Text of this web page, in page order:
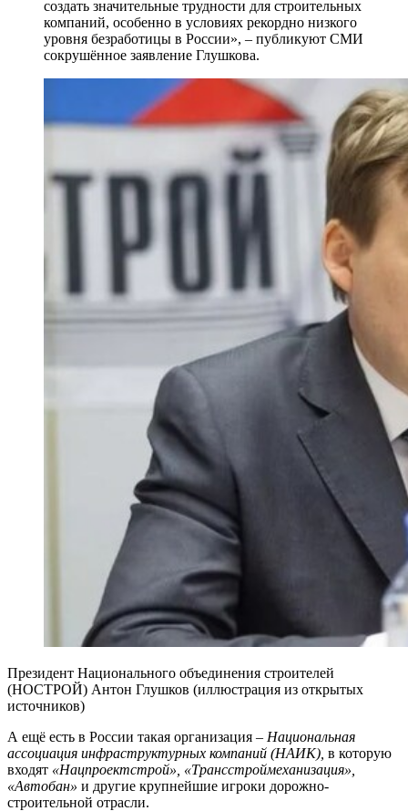
создать значительные трудности для строительных
компаний, особенно в условиях рекордно низкого
уровня безработицы в России», – публикуют СМИ
сокрушённое заявление Глушкова.
Президент Национального объединения строителей
(НОСТРОЙ) Антон Глушков (иллюстрация из открытых
источников)
А ещё есть в России такая организация – Национальная
ассоциация инфраструктурных компаний (НАИК), в которую
входят «Нацпроектстрой», «Трансстроймеханизация»,
«Автобан» и другие крупнейшие игроки дорожно-
строительной отрасли.